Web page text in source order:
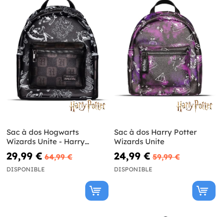
Sac à dos Hogwarts
Wizards Unite - Harry
Potter
29,99 € 64,99 €
DISPONIBLE
Sac à dos Harry Potter
Wizards Unite
24,99 € 59,99 €
DISPONIBLE